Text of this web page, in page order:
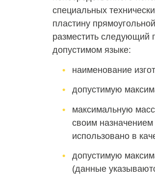
специальных
пластину
разместить следующий
допустимом языке:
наименование
допустимую
максимальную
своим
использовано в
допустимую
(данные